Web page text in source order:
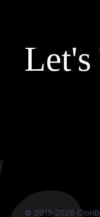
© 2019-2026